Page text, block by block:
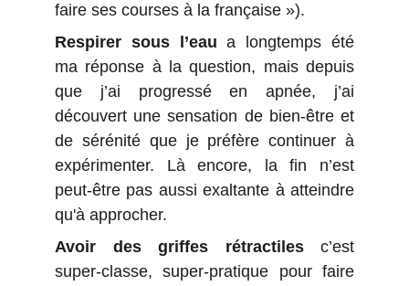
faire ses courses à la française »).
Respirer sous l’eau a longtemps été
ma réponse à la question, mais depuis
que j’ai progressé en apnée, j’ai
découvert une sensation de bien-être et
de sérénité que je préfère continuer à
expérimenter. Là encore, la fin n’est
peut-être pas aussi exaltante à atteindre
qu'à approcher.
Avoir des griffes rétractiles c’est
super-classe, super-pratique pour faire